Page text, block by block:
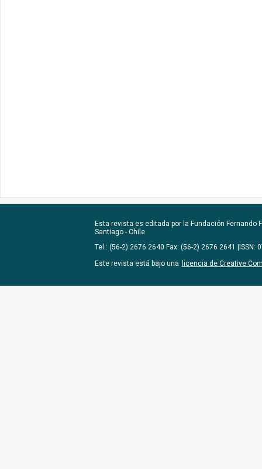
Esta revista es editada por la Fundación Fernando
Santiago - Chile
Tel.: (56-2) 2676 2640 Fax: (56-2) 2676 2641 |ISSN:
Este revista está bajo una
licencia de Creative